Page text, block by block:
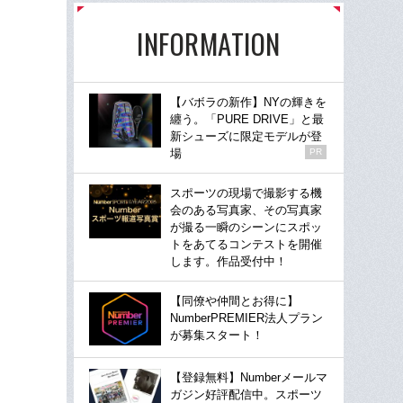
INFORMATION
【バボラの新作】NYの輝きを
纏う。「PURE DRIVE」と最
新シューズに限定モデルが登
場
PR
スポーツの現場で撮影する機
会のある写真家、その写真家
が撮る一瞬のシーンにスポッ
トをあてるコンテストを開催
します。作品受付中！
【同僚や仲間とお得に】
NumberPREMIER法人プラン
が募集スタート！
【登録無料】Numberメールマ
ガジン好評配信中。スポーツ